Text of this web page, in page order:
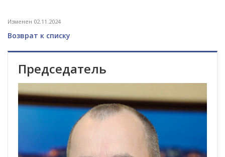
Изменен 02.11.2024
Возврат к списку
Председатель